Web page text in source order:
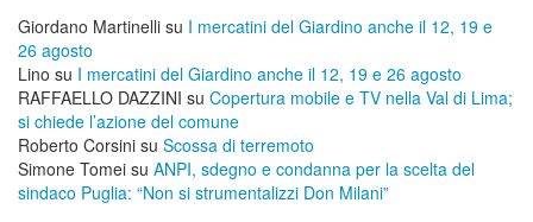
Giordano Martinelli su I mercatini del Giardino anche il 12, 19 e
26 agosto
Lino su I mercatini del Giardino anche il 12, 19 e 26 agosto
RAFFAELLO DAZZINI su ​Copertura mobile e TV nella Val di Lima;
si chiede l’azione del comune
Roberto Corsini su Scossa di terremoto
Simone Tomei su ANPI, sdegno e condanna per la scelta del
sindaco Puglia: “Non si strumentalizzi Don Milani”